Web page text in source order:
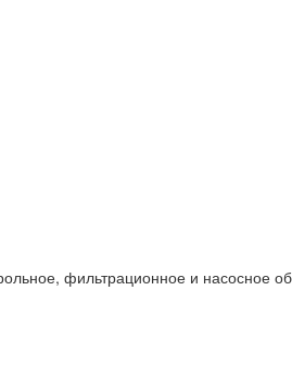
фильтрационное и насосное